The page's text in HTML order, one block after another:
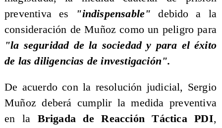
preventiva es
"indispensable" debido a la
consideración de Muñoz como un peligro para
"la seguridad de la sociedad y para el éxito
de las diligencias de investigación".
​De acuerdo con la resolución judicial, Sergio
Muñoz deberá cumplir la medida preventiva
en la Brigada de Reacción Táctica PDI,